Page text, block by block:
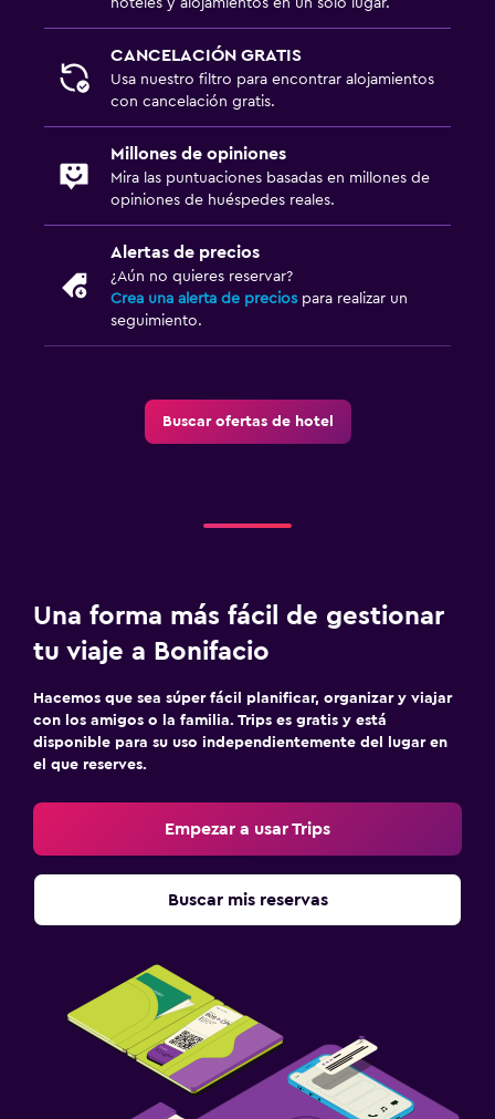
CANCELACIÓN GRATIS
Usa nuestro filtro para encontrar alojamientos
con cancelación gratis.
Millones de opiniones
Mira las puntuaciones basadas en millones de
opiniones de huéspedes reales.
Alertas de precios
¿Aún no quieres reservar?
Crea una alerta de precios para realizar un
seguimiento.
Buscar ofertas de hotel
Una forma más fácil de gestionar
tu viaje a Bonifacio
Hacemos que sea súper fácil planificar, organizar y viajar
con los amigos o la familia. Trips es gratis y está
disponible para su uso independientemente del lugar en
el que reserves.
Empezar a usar Trips
Buscar mis reservas